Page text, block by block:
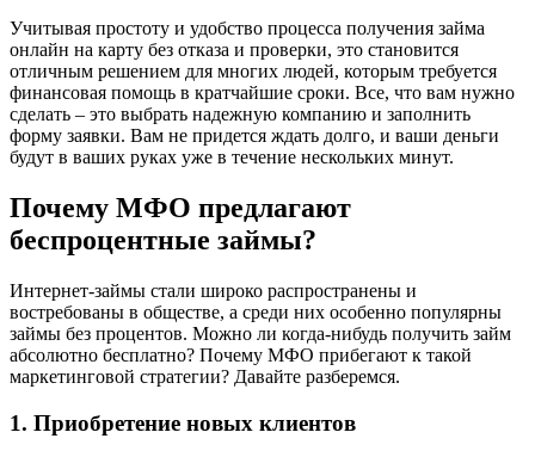
Учитывая простоту и удобство процесса получения займа
онлайн на карту без отказа и проверки, это становится
отличным решением для многих людей, которым требуется
финансовая помощь в кратчайшие сроки. Все, что вам нужно
сделать – это выбрать надежную компанию и заполнить
форму заявки. Вам не придется ждать долго, и ваши деньги
будут в ваших руках уже в течение нескольких минут.
Почему МФО предлагают
беспроцентные займы?
Интернет-займы стали широко распространены и
востребованы в обществе, а среди них особенно популярны
займы без процентов. Можно ли когда-нибудь получить займ
абсолютно бесплатно? Почему МФО прибегают к такой
маркетинговой стратегии? Давайте разберемся.
1. Приобретение новых клиентов